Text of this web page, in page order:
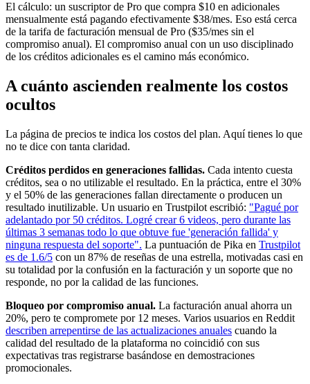
El cálculo: un suscriptor de Pro que compra $10 en adicionales
mensualmente está pagando efectivamente $38/mes. Eso está cerca
de la tarifa de facturación mensual de Pro ($35/mes sin el
compromiso anual). El compromiso anual con un uso disciplinado
de los créditos adicionales es el camino más económico.
A cuánto ascienden realmente los costos
ocultos
La página de precios te indica los costos del plan. Aquí tienes lo que
no te dice con tanta claridad.
Créditos perdidos en generaciones fallidas. Cada intento cuesta
créditos, sea o no utilizable el resultado. En la práctica, entre el 30%
y el 50% de las generaciones fallan directamente o producen un
resultado inutilizable. Un usuario en Trustpilot escribió: "Pagué por
adelantado por 50 créditos. Logré crear 6 videos, pero durante las
últimas 3 semanas todo lo que obtuve fue 'generación fallida' y
ninguna respuesta del soporte". La puntuación de Pika en Trustpilot
es de 1.6/5 con un 87% de reseñas de una estrella, motivadas casi en
su totalidad por la confusión en la facturación y un soporte que no
responde, no por la calidad de las funciones.
Bloqueo por compromiso anual. La facturación anual ahorra un
20%, pero te compromete por 12 meses. Varios usuarios en Reddit
describen arrepentirse de las actualizaciones anuales cuando la
calidad del resultado de la plataforma no coincidió con sus
expectativas tras registrarse basándose en demostraciones
promocionales.